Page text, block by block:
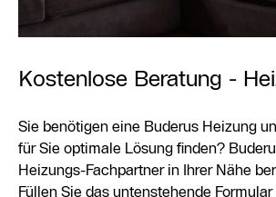
Kostenlose Beratung -
Sie benötigen eine Buderus Heizung
für Sie optimale Lösung finden?
Heizungs-Fachpartner in Ihrer Nähe
Füllen Sie das untenstehende